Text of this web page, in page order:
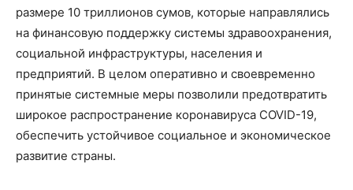
размере 10 триллионов сумов, которые направлялись
на финансовую поддержку системы здравоохранения,
социальной инфраструктуры, населения и
предприятий. В целом оперативно и своевременно
принятые системные меры позволили предотвратить
широкое распространение коронавируса COVID-19,
обеспечить устойчивое социальное и экономическое
развитие страны.